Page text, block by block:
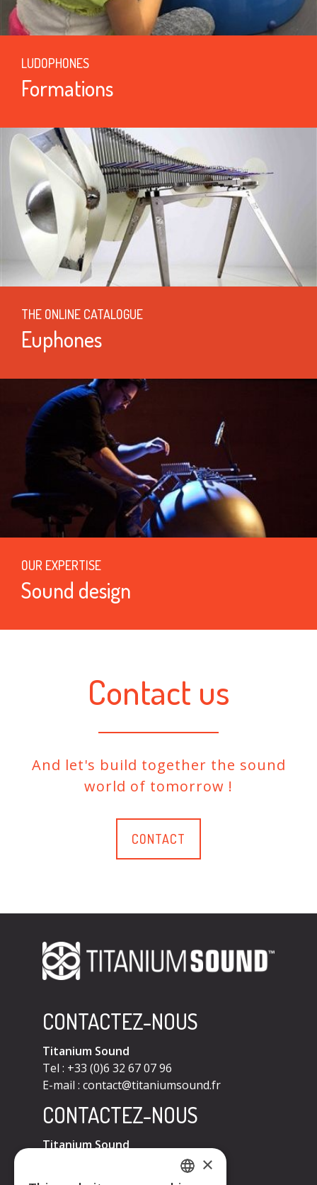
LUDOPHONES
Formations
THE ONLINE CATALOGUE
Euphones
OUR EXPERTISE
Sound design
Contact us
And let's build together the sound
world of tomorrow !
CONTACT
CONTACTEZ-NOUS
Titanium Sound
Tel : +33 (0)6 32 67 07 96
E-mail : contact@titaniumsound.fr
CONTACTEZ-NOUS
Titanium Sound
contact@titaniumsound.fr
×